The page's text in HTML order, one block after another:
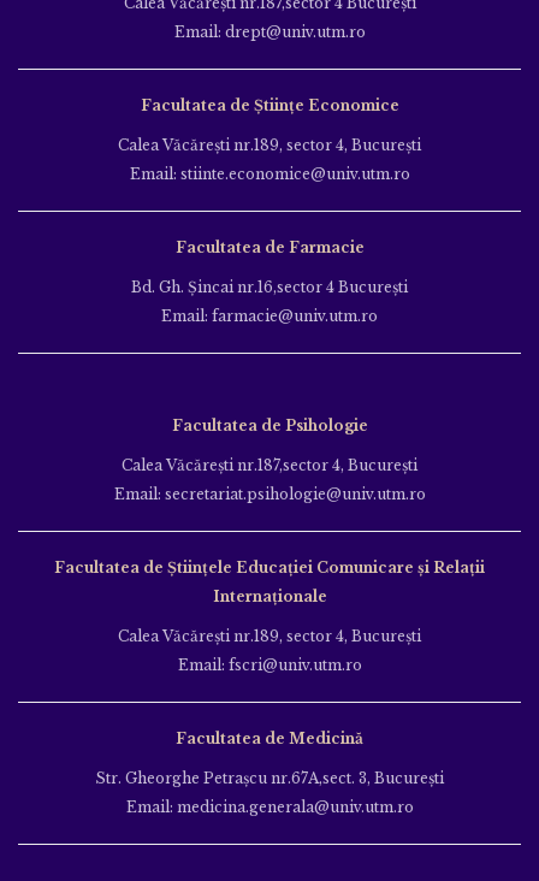
Email: drept@univ.utm.ro
Facultatea de Științe Economice
Calea Văcăreşti nr.189, sector 4, Bucureşti
Email: stiinte.economice@univ.utm.ro
Facultatea de Farmacie
Bd. Gh. Şincai nr.16,sector 4 Bucureşti
Email: farmacie@univ.utm.ro
Facultatea de Psihologie
Calea Văcăreşti nr.187,sector 4, Bucureşti
Email: secretariat.psihologie@univ.utm.ro
Facultatea de Ştiinţele Educației Comunicare și Relații
Internaționale
Calea Văcăreşti nr.189, sector 4, Bucureşti
Email: fscri@univ.utm.ro
Facultatea de Medicină
Str. Gheorghe Petraşcu nr.67A,sect. 3, Bucureşti
Email: medicina.generala@univ.utm.ro